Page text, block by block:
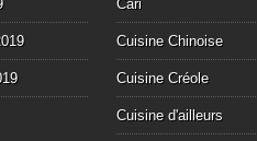
Cari
Cuisine Chinoise
Cuisine Créole
Cuisine d'ailleurs